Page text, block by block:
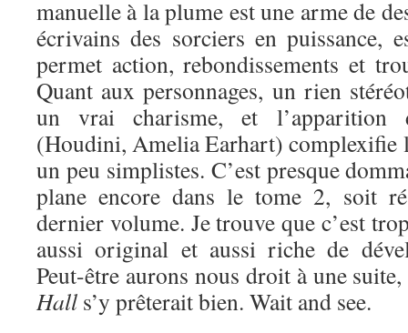
manuelle à la plume est une arme de
écrivains des sorciers en puissance,
permet action, rebondissements et
Quant aux personnages, un rien
un vrai charisme, et l’apparition
(Houdini, Amelia Earhart) complexifie
un peu simplistes. C’est presque
plane encore dans le tome 2, soit
dernier volume. Je trouve que c’est
aussi original et aussi riche de
Peut-être aurons nous droit à une
Hall s’y prêterait bien. Wait and see.